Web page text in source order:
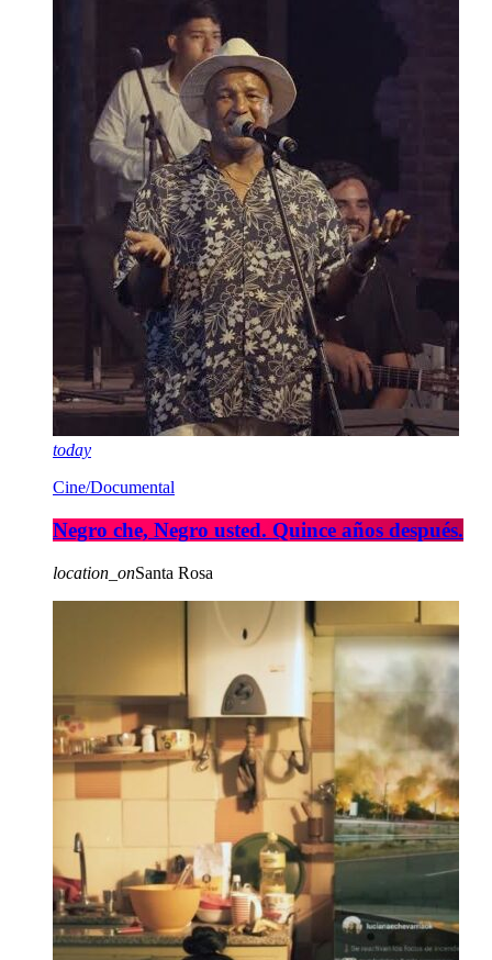
today
Cine/Documental
Negro che, Negro usted. Quince años después.
location_onSanta Rosa